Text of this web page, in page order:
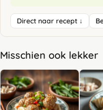
Direct naar recept ↓
Misschien ook lekker